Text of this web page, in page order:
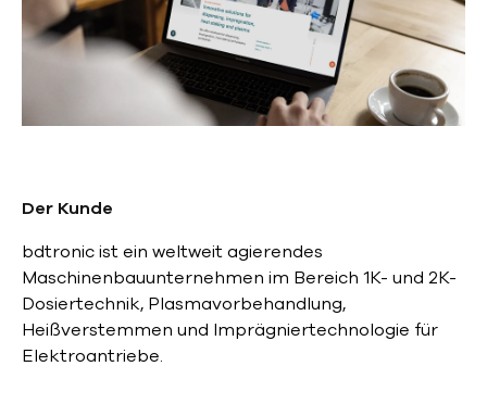
Der Kunde
bdtronic ist ein weltweit agierendes
Maschinenbauunternehmen im Bereich 1K- und 2K-
Dosiertechnik, Plasmavorbehandlung,
Heißverstemmen und Imprägniertechnologie für
Elektroantriebe.